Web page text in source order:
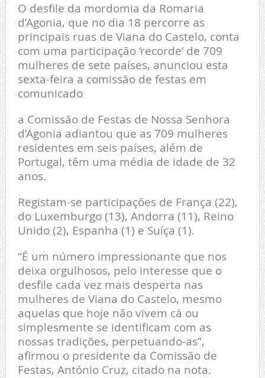
O desfile da mordomia da Romaria
d’Agonia, que no dia 18 percorre as
principais ruas de Viana do Castelo, conta
com uma participação ‘recorde’ de 709
mulheres de sete países, anunciou esta
sexta-feira a comissão de festas em
comunicado
a Comissão de Festas de Nossa Senhora
d’Agonia adiantou que as 709 mulheres
residentes em seis países, além de
Portugal, têm uma média de idade de 32
anos.
Registam-se participações de França (22),
do Luxemburgo (13), Andorra (11), Reino
Unido (2), Espanha (1) e Suíça (1).
“É um número impressionante que nos
deixa orgulhosos, pelo interesse que o
desfile cada vez mais desperta nas
mulheres de Viana do Castelo, mesmo
aquelas que hoje não vivem cá ou
simplesmente se identificam com as
nossas tradições, perpetuando-as”,
afirmou o presidente da Comissão de
Festas, António Cruz, citado na nota.